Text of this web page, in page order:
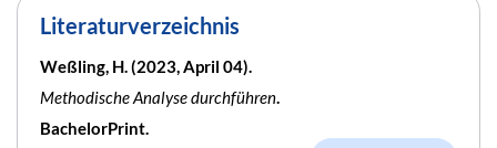
Literaturverzeichnis
Weßling, H. (2023, April 04).
Methodische Analyse durchführen.
BachelorPrint.